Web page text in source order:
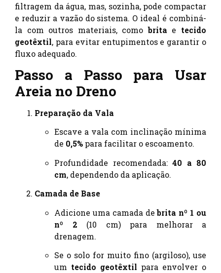
filtragem da água, mas, sozinha, pode compactar
e reduzir a vazão do sistema. O ideal é combiná-
la com outros materiais, comobrita e tecido
geotêxtil, para evitar entupimentos e garantir o
fluxo adequado.
Passo a Passo para Usar
Areia no Dreno
Preparação da Vala
Escave a vala com inclinação mínima
de 0,5% para facilitar o escoamento.
Profundidade recomendada: 40 a 80
cm, dependendo da aplicação.
Camada de Base
Adicione uma camada debrita nº 1 ou
nº 2 (10 cm) para melhorar a
drenagem.
Se o solo for muito fino (argiloso), use
um tecido geotêxtil para envolver o